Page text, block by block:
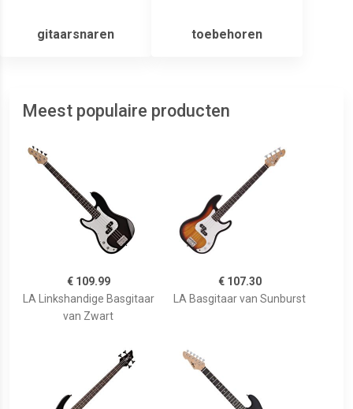
gitaarsnaren toebehoren
Meest populaire producten
€ 109.99
LA Linkshandige Basgitaar
van Zwart
€ 107.30
LA Basgitaar van Sunburst